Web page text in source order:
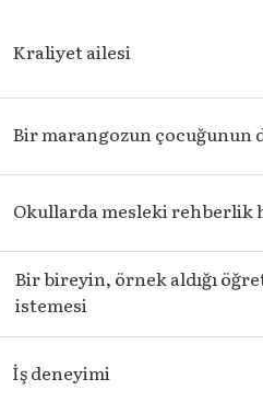
Kraliyet ailesi
Bir marangozun çocuğunun
Okullarda mesleki
Bir bireyin, örnek aldığı
istemesi
İş deneyimi